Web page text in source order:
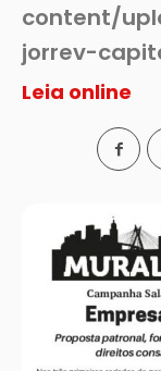
content/
jorrev-
Leia online